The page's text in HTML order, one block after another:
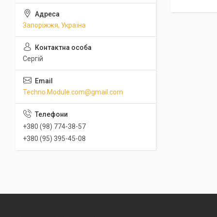
Запоріжжя, Україна
Сергій
Techno.Module.com@gmail.com
+380 (98) 774-38-57
+380 (95) 395-45-08